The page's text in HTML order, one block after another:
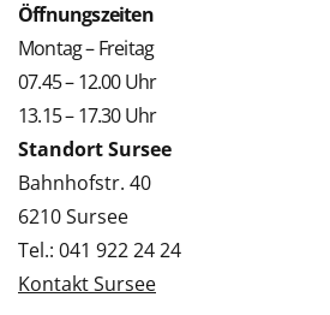
Öffnungszeiten
Montag – Freitag
07.45 – 12.00 Uhr
13.15 – 17.30 Uhr
Standort Sursee
Bahnhofstr. 40
6210 Sursee
Tel.: 041 922 24 24
Kontakt Sursee